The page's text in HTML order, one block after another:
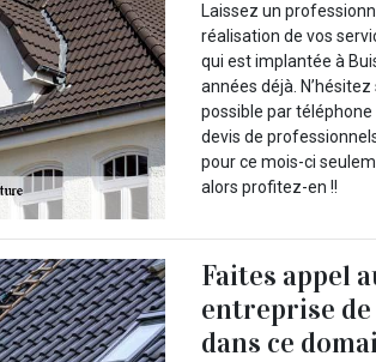
Laissez un
réalisation de vos
qui est implantée à
années déjà.
possible par
devis de
pour ce mois-ci
alors profitez-en !!
Faites appel
entreprise
dans ce